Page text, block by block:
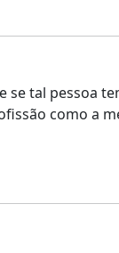
tal pessoa
como a